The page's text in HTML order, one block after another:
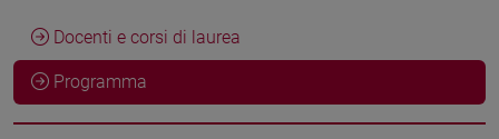
Docenti e corsi di laurea
Programma